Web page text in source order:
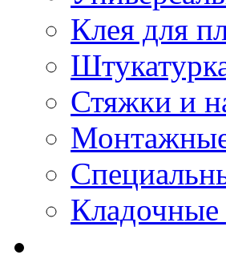
Клея для
Стяжки и
Кладочные